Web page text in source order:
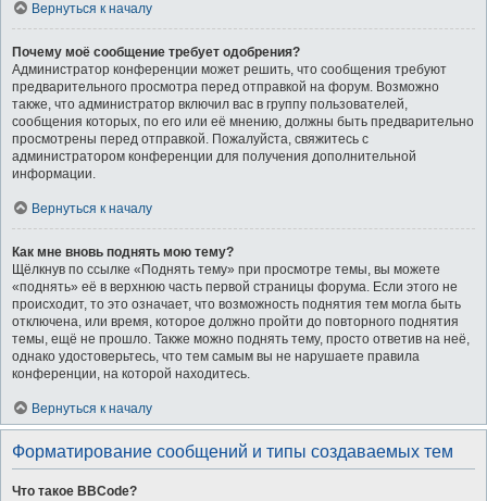
Вернуться к началу
Почему моё сообщение требует одобрения?
Администратор конференции может решить, что сообщения требуют
предварительного просмотра перед отправкой на форум. Возможно
также, что администратор включил вас в группу пользователей,
сообщения которых, по его или её мнению, должны быть предварительно
просмотрены перед отправкой. Пожалуйста, свяжитесь с
администратором конференции для получения дополнительной
информации.
Вернуться к началу
Как мне вновь поднять мою тему?
Щёлкнув по ссылке «Поднять тему» при просмотре темы, вы можете
«поднять» её в верхнюю часть первой страницы форума. Если этого не
происходит, то это означает, что возможность поднятия тем могла быть
отключена, или время, которое должно пройти до повторного поднятия
темы, ещё не прошло. Также можно поднять тему, просто ответив на неё,
однако удостоверьтесь, что тем самым вы не нарушаете правила
конференции, на которой находитесь.
Вернуться к началу
Форматирование сообщений и типы создаваемых тем
Что такое BBCode?